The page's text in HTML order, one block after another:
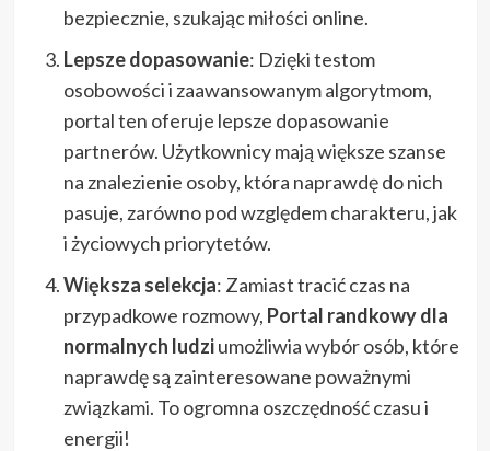
bezpiecznie, szukając miłości online.
Lepsze dopasowanie: Dzięki testom
osobowości i zaawansowanym algorytmom,
portal ten oferuje lepsze dopasowanie
partnerów. Użytkownicy mają większe szanse
na znalezienie osoby, która naprawdę do nich
pasuje, zarówno pod względem charakteru, jak
i życiowych priorytetów.
Większa selekcja: Zamiast tracić czas na
przypadkowe rozmowy, Portal randkowy dla
normalnych ludziumożliwia wybór osób, które
naprawdę są zainteresowane poważnymi
związkami. To ogromna oszczędność czasu i
energii!